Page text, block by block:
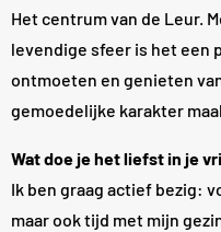
Het centrum van de Leur.
levendige sfeer is het een
ontmoeten en genieten
gemoedelijke karakter
Wat doe je het liefst in je
Ik ben graag actief bezig:
maar ook tijd met mijn